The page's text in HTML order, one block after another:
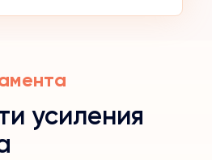
усиления